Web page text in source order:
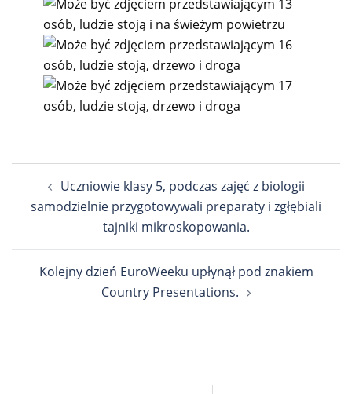
wpisu Uczniowie klasy 5, podczas zajęć z biologii
samodzielnie przygotowywali preparaty i zgłębiali
tajniki mikroskopowania.
Kolejny dzień EuroWeeku upłynął pod znakiem
Country Presentations.